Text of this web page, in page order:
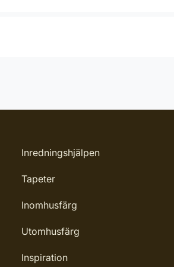
Inredningshjälpen
Tapeter
Inomhusfärg
Utomhusfärg
Inspiration